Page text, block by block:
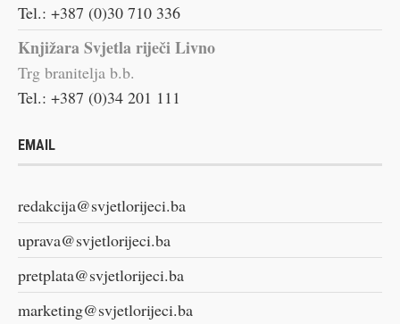
Tel.: +387 (0)30 710 336
Knjižara Svjetla riječi Livno
Trg branitelja b.b.
Tel.: +387 (0)34 201 111
EMAIL
redakcija@svjetlorijeci.ba
uprava@svjetlorijeci.ba
pretplata@svjetlorijeci.ba
marketing@svjetlorijeci.ba